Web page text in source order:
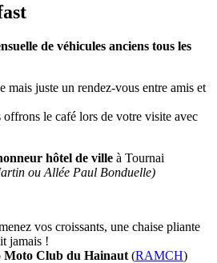
de véhicules anciens tous les
mais juste un rendez-vous entre amis et
le café lors de votre visite avec
hôtel de ville à Tournai
ou Allée Paul Bonduelle)
vos croissants, une chaise pliante
jamais !
Moto Club du Hainaut (RAMCH)